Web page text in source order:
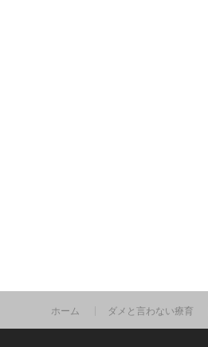
ホーム ダメと言わない療育